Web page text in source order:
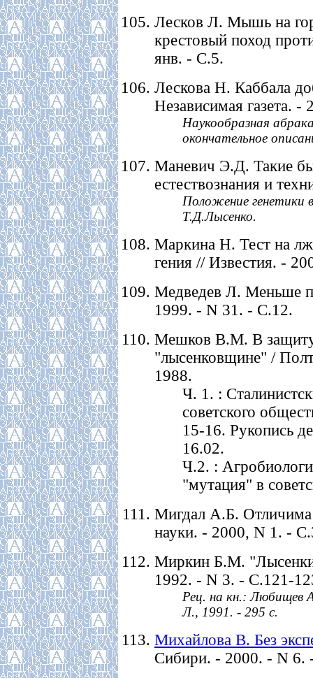
Лесков Л. Мышь на
крестовый поход
янв. - С.5.
Лескова Н. Каббала
Независимая газета.
Наукообразная
окончательное
Маневич Э.Д. Такие
естествознания и
Положение генетики
Т.Д.Лысенко.
Маркина Н. Тест на
гения // Известия. -
Медведев Л. Меньше
1999. - N 31. - С.12.
Мешков В.М. В
"лысенковщине" /
1988.
Ч. 1. :
советского
15-16. Рукопись
16.02.
Ч.2. :
"мутация" в
Мигдал А.Б.
науки. - 2000, N 1. -
Миркин Б.М.
1992. - N 3. - С.121-
Рец. на кн.: Любищев
Л., 1991. - 295 с.
Михайлова В. Без
Сибири. - 2000. - N 6.